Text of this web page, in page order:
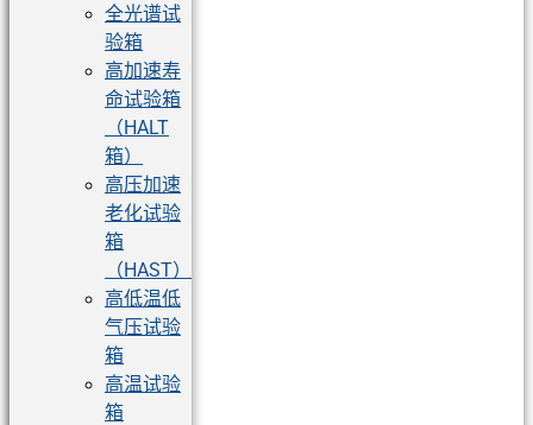
全光谱试
验箱
高加速寿
命试验箱
（HALT
箱）
高压加速
老化试验
箱
（HAST）
高低温低
气压试验
箱
高温试验
箱